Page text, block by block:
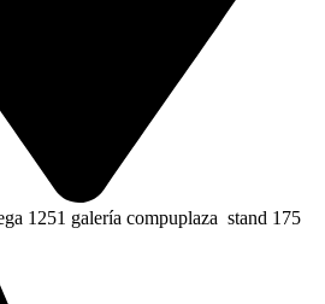
1251 galería compuplaza stand 175